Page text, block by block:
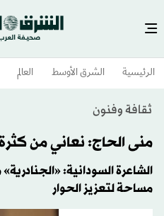
الرئيسية الشرق الأوسط​ العالم
ثقافة وفنون
منى الحاج: نعاني من
الشاعرة السودانية:
مساحة لتعزيز الحوار